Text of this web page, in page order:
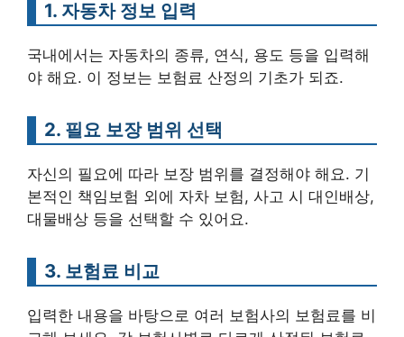
1. 자동차 정보 입력
국내에서는 자동차의 종류, 연식, 용도 등을 입력해
야 해요. 이 정보는 보험료 산정의 기초가 되죠.
2. 필요 보장 범위 선택
자신의 필요에 따라 보장 범위를 결정해야 해요. 기
본적인 책임보험 외에 자차 보험, 사고 시 대인배상,
대물배상 등을 선택할 수 있어요.
3. 보험료 비교
입력한 내용을 바탕으로 여러 보험사의 보험료를 비